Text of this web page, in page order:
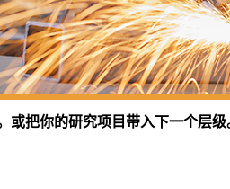
或把你的研究项目带入下一个层级